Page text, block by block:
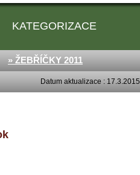
KATEGORIZACE
» ŽEBŘÍČKY 2011
Datum aktualizace :